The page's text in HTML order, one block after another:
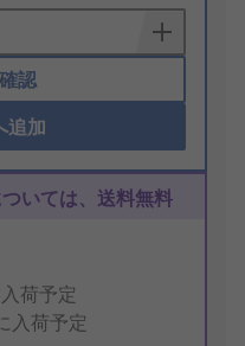
認
追加
いては、送料無料
荷予定
入荷予定